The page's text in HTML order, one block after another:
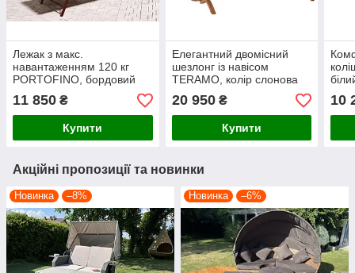
Лежак з макс.
навантаженням 120 кг
PORTOFINO, бордовий
11 850 ₴
Купити
Елегантний двомісний
шезлонг із навісом
TERAMO, колір слонова
20 950₴
Купити
10
Акційні пропозиції та новинки
Новинка –8% Новинка –6%